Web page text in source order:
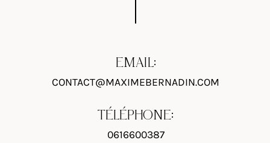
EMAIL:
CONTACT@MAXIMEBERNADIN.COM
TÉLÉPHONE:
0616600387